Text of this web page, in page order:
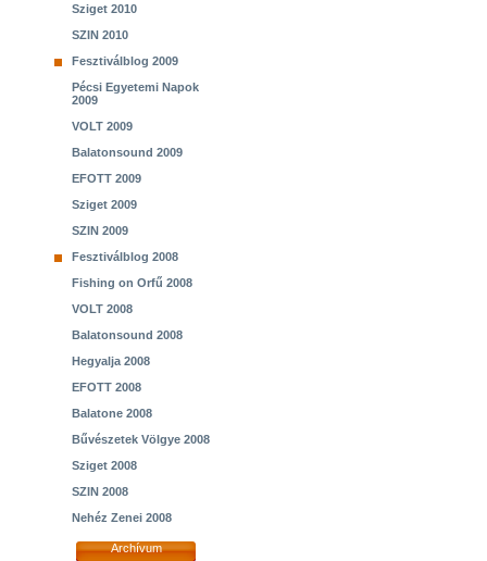
Sziget 2010
SZIN 2010
Fesztiválblog 2009
Pécsi Egyetemi Napok
2009
VOLT 2009
Balatonsound 2009
EFOTT 2009
Sziget 2009
SZIN 2009
Fesztiválblog 2008
Fishing on Orfű 2008
VOLT 2008
Balatonsound 2008
Hegyalja 2008
EFOTT 2008
Balatone 2008
Bűvészetek Völgye 2008
Sziget 2008
SZIN 2008
Nehéz Zenei 2008
Archívum